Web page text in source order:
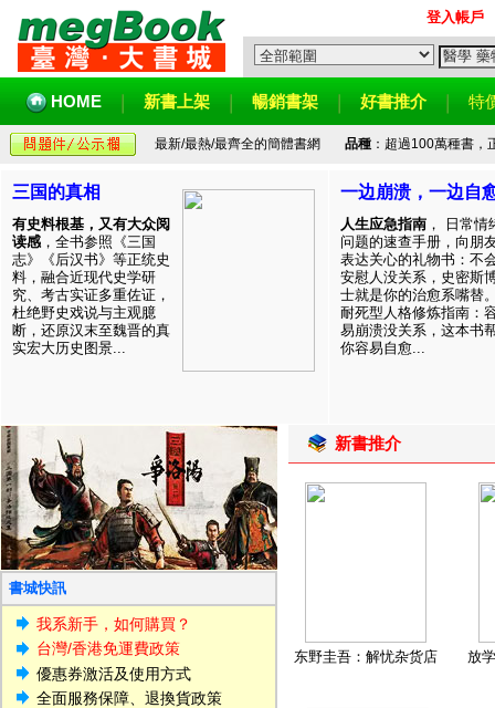
登入帳戶
HOME 新書上架 暢銷書架 好書推介 特
最新/最熱/最齊全的簡體書網 品種：超過100萬種書，
三国的真相
有史料根基，又有大众阅
读感 ，全书参照《三国
志》《后汉书》等正统史
料，融合近现代史学研
究、考古实证多重佐证，
杜绝野史戏说与主观臆
断，还原汉末至魏晋的真
实宏大历史图景...
一边崩溃，一边自
人生应急指南 ， 日常情
问题的速查手册，向朋
表达关心的礼物书：不
安慰人没关系，史密斯
士就是你的治愈系嘴替
耐死型人格修炼指南：
易崩溃没关系，这本书
你容易自愈...
書城快訊
我系新手，如何購買？
台灣/香港免運費政策
優惠券激活及使用方式
全面服務保障、退換貨政策
新書推介
东野圭吾：解忧杂货店 放